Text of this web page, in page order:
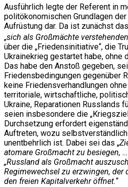
Ausführlich legte der Referent in
politökonomischen Grundlagen
Aufrüstung dar. Da ist zunächst
„sich als Großmächte
über die „Friedensinitiative“, die
Ukrainekrieg gestartet habe, ohne
Das habe den Anstoß gegeben,
Friedensbedingungen gegenüber
keine Friedensverhandlungen
territoriale, wirtschaftliche,
Ukraine, Reparationen Russlands
seien insbesondere die
Durchsetzung erfordert
Auftreten, wozu
unentbehrlich ist. Dabei sei das „
atomare Großmacht zu besiegen,
„Russland als Großmacht
Regimewechsel zu erzwingen, der
den freien Kapitalverkehr öffnet.“